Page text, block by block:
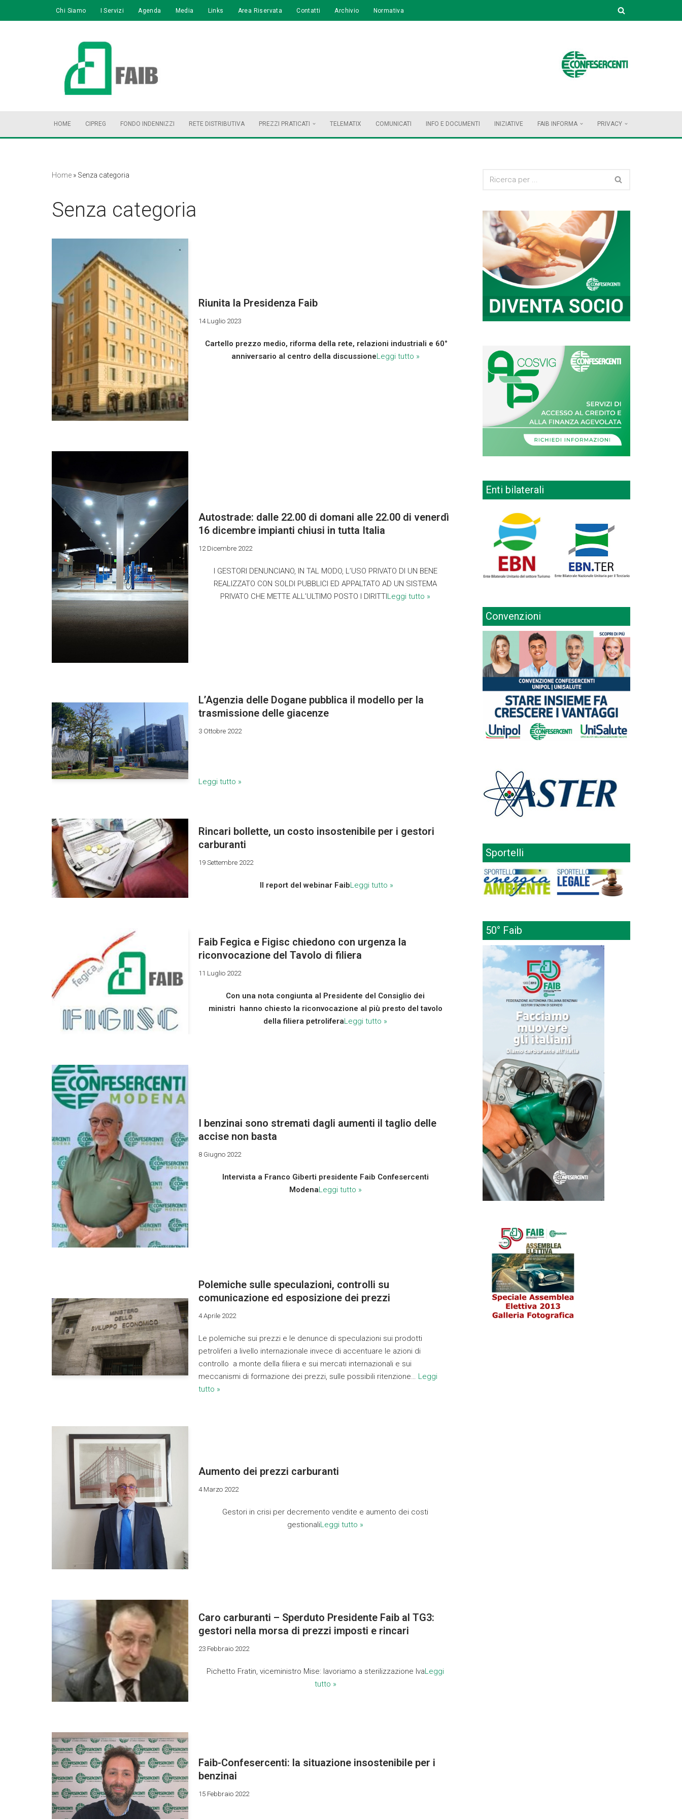
Chi Siamo I Servizi Agenda Media Links Area Riservata Contatti Archivio Normativa
HOME CIPREG FONDO INDENNIZZI RETE DISTRIBUTIVA PREZZI PRATICATI TELEMATIX COMUNICATI INFO E DOCUMENTI INIZIATIVE FAIB INFORMA PRIVACY
Home » Senza categoria
Senza categoria
Riunita la Presidenza Faib
14 Luglio 2023
Cartello prezzo medio, riforma della rete, relazioni industriali e 60°
anniversario al centro della discussioneLeggi tutto »
Autostrade: dalle 22.00 di domani alle 22.00 di venerdì
16 dicembre impianti chiusi in tutta Italia
12 Dicembre 2022
I GESTORI DENUNCIANO, IN TAL MODO, L’USO PRIVATO DI UN BENE
REALIZZATO CON SOLDI PUBBLICI ED APPALTATO AD UN SISTEMA
PRIVATO CHE METTE ALL’ULTIMO POSTO I DIRITTI Leggi tutto »
L’Agenzia delle Dogane pubblica il modello per la
trasmissione delle giacenze
3 Ottobre 2022
Leggi tutto »
Rincari bollette, un costo insostenibile per i gestori
carburanti
19 Settembre 2022
Il report del webinar FaibLeggi tutto »
Faib Fegica e Figisc chiedono con urgenza la
riconvocazione del Tavolo di filiera
11 Luglio 2022
Con una nota congiunta al Presidente del Consiglio dei
ministri hanno chiesto la riconvocazione al più presto del tavolo
della filiera petroliferaLeggi tutto »
I benzinai sono stremati dagli aumenti il taglio delle
accise non basta
8 Giugno 2022
Intervista a Franco Giberti presidente Faib Confesercenti
ModenaLeggi tutto »
Polemiche sulle speculazioni, controlli su
comunicazione ed esposizione dei prezzi
4 Aprile 2022
Le polemiche sui prezzi e le denunce di speculazioni sui prodotti
petroliferi a livello internazionale invece di accentuare le azioni di
controllo a monte della filiera e sui mercati internazionali e sui
meccanismi di formazione dei prezzi, sulle possibili ritenzione… Leggi
tutto »
Aumento dei prezzi carburanti
4 Marzo 2022
Gestori in crisi per decremento vendite e aumento dei costi
gestionaliLeggi tutto »
Caro carburanti – Sperduto Presidente Faib al TG3:
gestori nella morsa di prezzi imposti e rincari
23 Febbraio 2022
Pichetto Fratin, viceministro Mise: lavoriamo a sterilizzazione IvaLeggi
tutto »
Faib-Confesercenti: la situazione insostenibile per i
benzinai
15 Febbraio 2022
Enti bilaterali
Convenzioni
Sportelli
50° Faib